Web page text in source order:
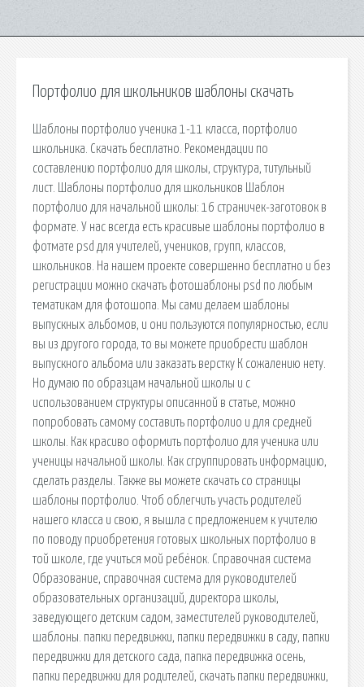
Портфолио для школьников шаблоны скачать
Шаблоны портфолио ученика 1-11 класса, портфолио
школьника. Скачать бесплатно. Рекомендации по
составлению портфолио для школы, структура, титульный
лист. Шаблоны портфолио для школьников Шаблон
портфолио для начальной школы: 16 страничек-заготовок в
формате. У нас всегда есть красивые шаблоны портфолио в
фотмате psd для учителей, учеников, групп, классов,
школьников. На нашем проекте совершенно бесплатно и без
регистрации можно скачать фотошаблоны psd по любым
тематикам для фотошопа. Мы сами делаем шаблоны
выпускных альбомов, и они пользуются популярностью, если
вы из другого города, то вы можете приобрести шаблон
выпускного альбома или заказать верстку К сожалению нету.
Но думаю по образцам начальной школы и с
использованием структуры описанной в статье, можно
попробовать самому составить портфолио и для средней
школы. Как красиво оформить портфолио для ученика или
ученицы начальной школы. Как сгруппировать информацию,
сделать разделы. Также вы можете скачать со страницы
шаблоны портфолио. Чтоб облегчить участь родителей
нашего класса и свою, я вышла с предложением к учителю
по поводу приобретения готовых школьных портфолио в
той школе, где учиться мой ребёнок. Справочная система
Образование, справочная система для руководителей
образовательных организаций, директора школы,
заведующего детским садом, заместителей руководителей,
шаблоны. папки передвижки, папки передвижки в саду, папки
передвижки для детского сада, папка передвижка осень,
папки передвижки для родителей, скачать папки передвижки,